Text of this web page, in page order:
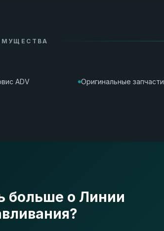
ADV Оригинальные запчасти
больше о Линии